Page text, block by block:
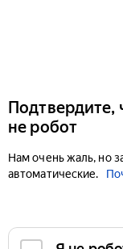
Подтвердите,
не робот
Нам очень жаль, но
автоматические.